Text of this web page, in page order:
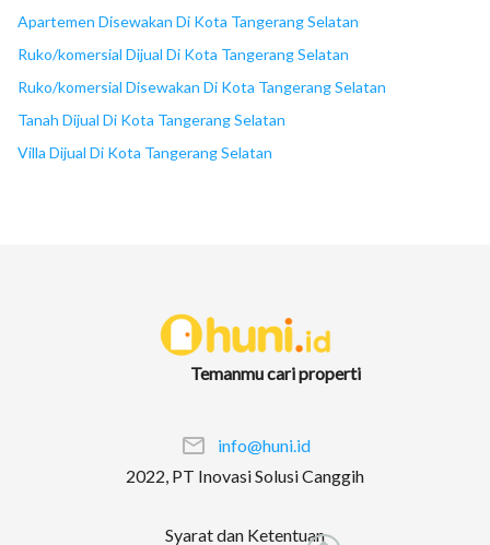
Apartemen Disewakan Di Kota Tangerang Selatan
Ruko/komersial Dijual Di Kota Tangerang Selatan
Ruko/komersial Disewakan Di Kota Tangerang Selatan
Tanah Dijual Di Kota Tangerang Selatan
Villa Dijual Di Kota Tangerang Selatan
Temanmu cari properti
info@huni.id
2022, PT Inovasi Solusi Canggih
Syarat dan Ketentuan